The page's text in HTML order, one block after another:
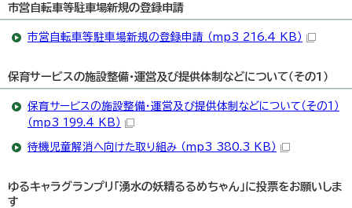
市営自転車等駐車場新規の登録申請
市営自転車等駐車場新規の登録申請 （mp3 216.4 KB）
保育サービスの施設整備・運営及び提供体制などについて（その1）
保育サービスの施設整備・運営及び提供体制などについて（その1）
（mp3 199.4 KB）
待機児童解消へ向けた取り組み （mp3 380.3 KB）
ゆるキャラグランプリ「湧水の妖精るるめちゃん」に投票をお願いしま
す